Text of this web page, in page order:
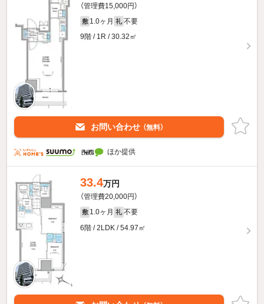
（管理費15,000円）
敷 1.0ヶ月 礼 不要
9階 / 1R / 30.32㎡
お問い合わせ （無料）
ほか提供
33.4万円
（管理費20,000円）
敷 1.0ヶ月 礼 不要
6階 / 2LDK / 54.97㎡